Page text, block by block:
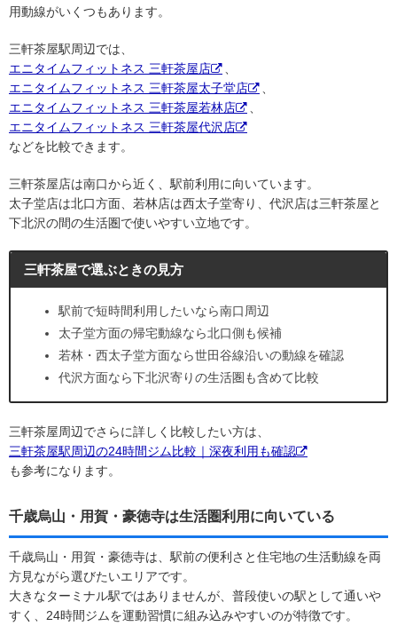
用動線がいくつもあります。
三軒茶屋駅周辺では、
エニタイムフィットネス 三軒茶屋店
エニタイムフィットネス 三軒茶屋太子堂店
エニタイムフィットネス 三軒茶屋若林店
エニタイムフィットネス 三軒茶屋代沢店
などを比較できます。
三軒茶屋店は南口から近く、駅前利用に向いています。
太子堂店は北口方面、若林店は西太子堂寄り、代沢店は三軒茶屋と
下北沢の間の生活圏で使いやすい立地です。
三軒茶屋で選ぶときの見方
駅前で短時間利用したいなら南口周辺
太子堂方面の帰宅動線なら北口側も候補
若林・西太子堂方面なら世田谷線沿いの動線を確認
代沢方面なら下北沢寄りの生活圏も含めて比較
三軒茶屋周辺でさらに詳しく比較したい方は、
三軒茶屋駅周辺の24時間ジム比較｜深夜利用も確認
も参考になります。
千歳烏山・用賀・豪徳寺は生活圏利用に向いている
千歳烏山・用賀・豪徳寺は、駅前の便利さと住宅地の生活動線を両
方見ながら選びたいエリアです。
大きなターミナル駅ではありませんが、普段使いの駅として通いや
すく、24時間ジムを運動習慣に組み込みやすいのが特徴です。